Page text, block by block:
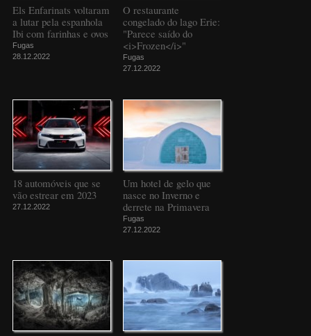
Els Enfarinats voltaram
a lutar pela espanhola
Ibi com farinhas e ovos
Fugas
28.12.2022
O restaurante
congelado do lago Erie:
"Parece saído do
<i>Frozen</i>"
Fugas
27.12.2022
18 automóveis que se
vão estrear em 2023
27.12.2022
Um hotel de gelo que
nasce no Inverno e
derrete na Primavera
Fugas
27.12.2022